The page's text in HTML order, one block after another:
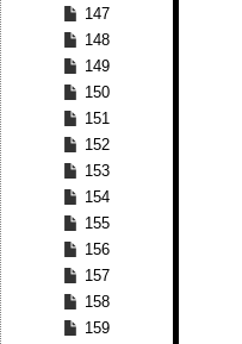
147
148
149
150
151
152
153
154
155
156
157
158
159